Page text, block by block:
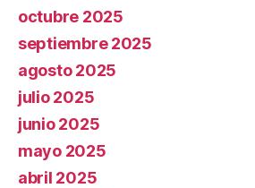
octubre 2025
septiembre 2025
agosto 2025
julio 2025
junio 2025
mayo 2025
abril 2025